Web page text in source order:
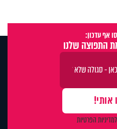
אף עדכון:
התפוצה שלנו
למדיניות הפרטיות